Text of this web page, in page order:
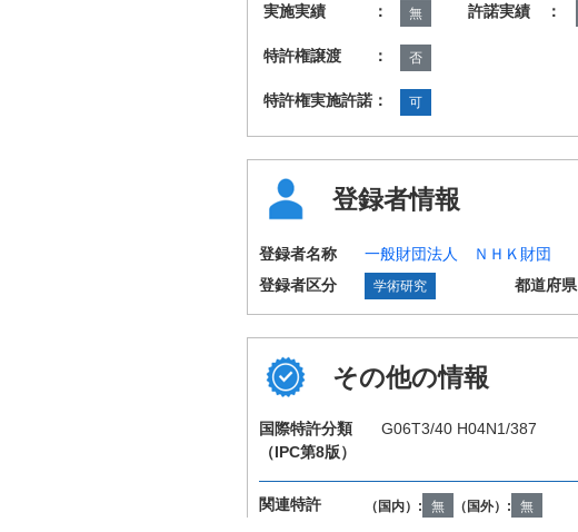
実施実績 ： 無 許諾実績 ：
特許権譲渡 ： 否
特許権実施許諾： 可
登録者情報
登録者名称
一般財団法人 ＮＨＫ財団
登録者区分
学術研究 都道府県
その他の情報
国際特許分類
（IPC第8版）
G06T3/40 H04N1/387
関連特許 （国内）: 無 （国外）: 無